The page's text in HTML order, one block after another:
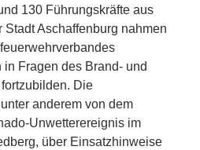
130 Führungskräfte aus
Aschaffenburg nahmen
Fragen des Brand- und
Die
anderem von dem
Unwetterereignis im
über Einsatzhinweise